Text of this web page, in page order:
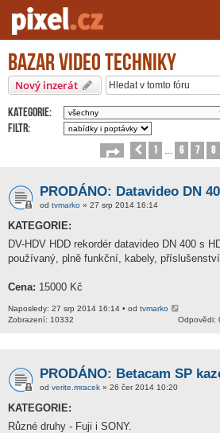
Server o natáčení a zpracování videa
Bazar video techniky
Nový inzerát
Kategorie:
Filtr:
Stránka 10Předchozí
1 6 7 8
PRODÁNO: Datavideo DN
od tvmarko » 27 srp 2014 16:14
KATEGORIE:
DV-HDV HDD rekordér datavideo DN 400 s
používaný, plně funkční, kabely,
Cena: 15000 Kč
Naposledy: 27 srp 2014 16:14 • od tvmarko
Odpovědi:
Zobrazení: 10332
PRODÁNO: Betacam SP
od verite.mracek » 26 čer 2014 10:20
KATEGORIE:
Různé druhy - Fuji i SONY.